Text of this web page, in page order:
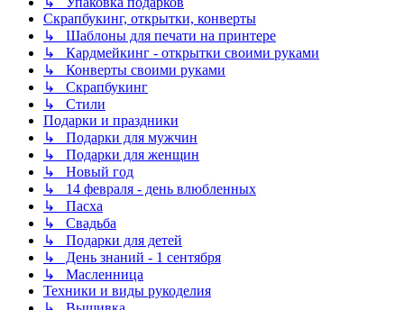
Скрапбукинг, открытки, конверты
↳ Шаблоны для печати на принтере
↳ Кардмейкинг - открытки своими руками
↳ Конверты своими руками
↳ Скрапбукинг
↳ Стили
Подарки и праздники
↳ Подарки для мужчин
↳ Подарки для женщин
↳ Новый год
↳ 14 февраля - день влюбленных
↳ Пасха
↳ Свадьба
↳ Подарки для детей
↳ День знаний - 1 сентября
↳ Масленница
Техники и виды рукоделия